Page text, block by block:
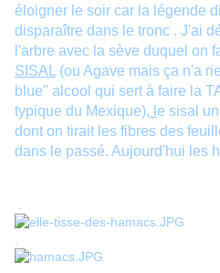
éloigner le soir car la légende
disparaître dans le tronc . J'ai
l'arbre avec la sève duquel on
SISAL
(ou Agave mais ça n'a
blue" alcool qui sert à faire la
typique du Mexique), l e sisal
dont on tirait les fibres des
dans le passé. Aujourd'hui les